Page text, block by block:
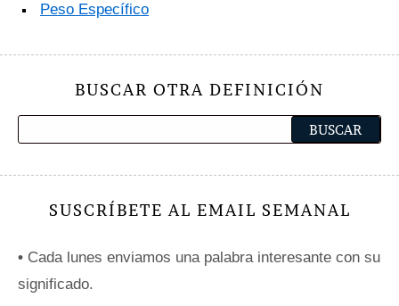
Peso Específico
BUSCAR OTRA DEFINICIÓN
SUSCRÍBETE AL EMAIL SEMANAL
• Cada lunes enviamos una palabra interesante con su
significado.